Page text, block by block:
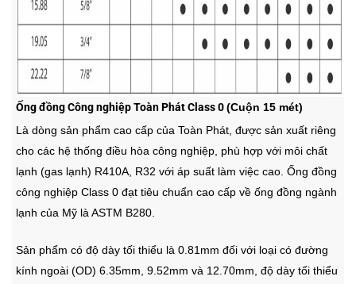
Ống đồng Công nghiệp Toàn Phát Class 0(Cuộn 15 mét)
Là dòng sản phẩm cao cấp của Toàn Phát, được sản xuất riêng
cho các hệ thống điều hòa công nghiệp, phù hợp với môi chất
lạnh (gas lạnh) R410A, R32 với áp suất làm việc cao. Ống đồng
công nghiệp Class 0 đạt tiêu chuẩn cao cấp về ống đồng ngành
lạnh của Mỹ là ASTM B280.
Sản phẩm có độ dày tối thiểu là 0.81mm đối với loại có đường
kính ngoài (OD) 6.35mm, 9.52mm và 12.70mm, độ dày tối thiểu